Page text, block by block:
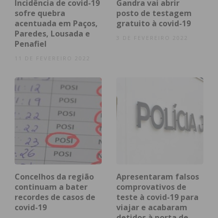
25 deles já recuperados e dois óbitos.
A DGS passou a atualizar o número de infetados de
Covid-19 por concelho apenas uma vez por
95% dos infetados de Penafiel, Paredes e
Castelo de Paiva já recuperaram
Dos573 casos positivos
de Covid-19 existentes
nos concelhos de Penafiel, Paredes e Castelo de
Paiva a 23 de julho,
546 tinham recuperado
acordo com dados fidedignos a que o IMEDIATO
teve acesso.
Assim, ataxa de recuperaçãodos três
Incidência de covid-19
sofre quebra
acentuada em Paços,
Paredes, Lousada e
Penafiel
Gandra vai abrir
posto de testagem
gratuito à covid-19
Concelhos da região
continuam a bater
recordes de casos de
covid-19
Apresentaram falsos
comprovativos de
teste à covid-19 para
viajar e acabaram